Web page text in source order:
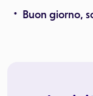
Buon giorno,